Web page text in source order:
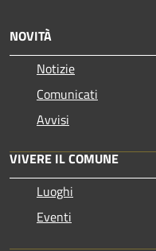
NOVITÀ
Notizie
Comunicati
Avvisi
VIVERE IL COMUNE
Luoghi
Eventi